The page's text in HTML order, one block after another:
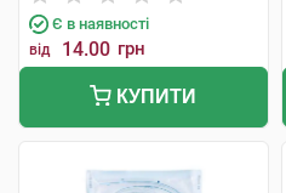
Є в наявності
від 14.00 грн
КУПИТИ